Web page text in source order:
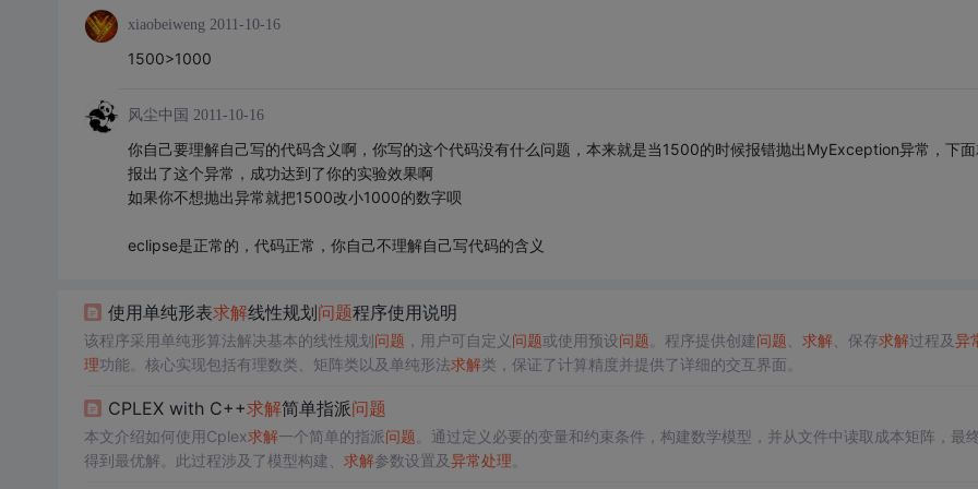
xiaobeiweng 2011-10-16
1500>1000
风尘中国 2011-10-16
你自己要理解自己写的代码含义啊，你写的这个代码没有什么问题，本来就是当1500的时候报错抛出MyException异常，下
报出了这个异常，成功达到了你的实验效果啊
如果你不想抛出异常就把1500改小1000的数字呗
eclipse是正常的，代码正常，你自己不理解自己写代码的含义
使用单纯形表求解线性规划问题程序使用说明
该程序采用单纯形算法解决基本的线性规划问题 ，用户可自定义 问题或使用预设问题 。程序提供创建问题 求解、保存求解过程及异
理功能。核心实现包括有理数类、矩阵类以及单纯形法求解类，保证了计算精度并提供了详细的交互界面。
CPLEX with C++求解简单指派问题
本文介绍如何使用Cplex求解一个简单的指派问题 。通过定义必要的变量和约束条件，构建数学模型，并从文件中读取成本矩阵，最
得到最优解。此过程涉及了模型构建、 求解参数设置及异常处理